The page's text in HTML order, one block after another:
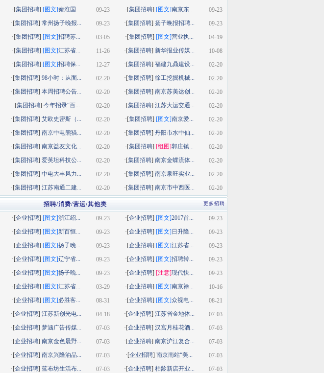
09-23
·[集团招聘] [图文]秦淮国... 09-23
·[集团招聘] [图文]南京东...
09-23
·[集团招聘]常州扬子晚报... 09-23
·[集团招聘] 扬子晚报招聘...
03-05
·[集团招聘] [图文]招聘苏... 04-19
·[集团招聘] [图文]营业执...
11-26
·[集团招聘] [图文]江苏省... 10-08
·[集团招聘] 新华报业传媒...
12-27
·[集团招聘] [图文]招聘保... 02-20
·[集团招聘] 福建九鼎建设...
02-20
·[集团招聘]98小时：从面... 02-20
·[集团招聘] 徐工挖掘机械...
02-20
·[集团招聘]本周招聘公告... 02-20
·[集团招聘] 南京苏美达创...
02-20
·[集团招聘] 今年招录“百... 02-20
·[集团招聘] 江苏大运交通...
02-20
·[集团招聘]艾欧史密斯（... 02-20
·[集团招聘] [图文]南京爱...
02-20
·[集团招聘]南京中电熊猫... 02-20
·[集团招聘] 丹阳市水中仙...
02-20
·[集团招聘]南京益友文化... 02-20
·[集团招聘] [组图]郭庄镇...
02-20
·[集团招聘]爱英坦科技公... 02-20
·[集团招聘] 南京金蝶流体...
02-20
·[集团招聘]中电大丰风力... 02-20
·[集团招聘] 南京泉旺实业...
02-20
·[集团招聘]江苏南通二建... 02-20
·[集团招聘] 南京市中西医...
更多招聘
招聘/消费/营运/其他类
09-23
·[企业招聘] [图文]浙江绍... 09-23
·[企业招聘] [图文]2017首...
09-23
·[企业招聘] [图文]新百恒... 09-23
·[企业招聘] [图文] 日升隆...
09-23
·[企业招聘] [图文]扬子晚... 09-23
·[企业招聘] [图文]江苏省...
09-23
·[企业招聘] [图文]辽宁省... 09-23
·[企业招聘] [图文]招聘转...
09-23
·[企业招聘] [图文]扬子晚... 09-23
·[企业招聘] [注意]现代快...
03-29
·[企业招聘] [图文]江苏省... 10-16
·[企业招聘] [图文]南京禄...
08-31
·[企业招聘] [图文]必胜客... 08-21
·[企业招聘] [图文]众视电...
04-18
·[企业招聘]江苏新创光电... 07-03
·[企业招聘] 江苏省金地体...
07-03
·[企业招聘]梦涵广告传媒... 07-03
·[企业招聘] 汉宫月桂花酒...
07-03
·[企业招聘]南京金色晨野... 07-03
·[企业招聘] 南京沪江复合...
07-03
·[企业招聘]南京兴隆油品... 07-03
·[企业招聘]南京南站“美...
07-03
·[企业招聘]蓝布坊生活布... 07-03
·[企业招聘] 柏龄新店开业...